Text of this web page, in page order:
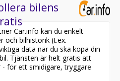
bilens
Car.info kan du enkelt
och bilhistorik (t.ex.
data när du ska köpa din
Tjänsten är helt gratis att
för ett smidigare, tryggare